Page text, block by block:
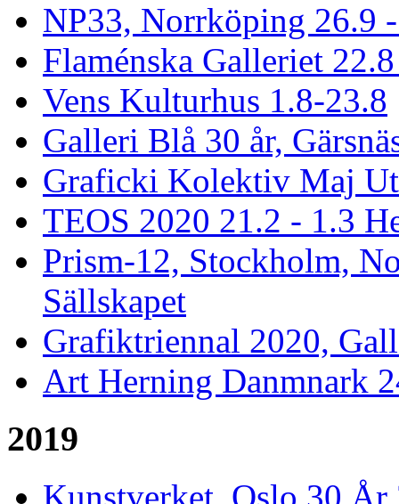
NP33, Norrköping 26.9
Flaménska Galleriet
Vens Kulturhus 1.8-23.8
Galleri Blå 30 år,
Graficki Kolektiv Maj
TEOS 2020 21.2 - 1.3
Prism-12, Stockholm,
Sällskapet
Grafiktriennal 2020,
Art Herning Danmnark
2019
Kunstverket, Oslo 30 År